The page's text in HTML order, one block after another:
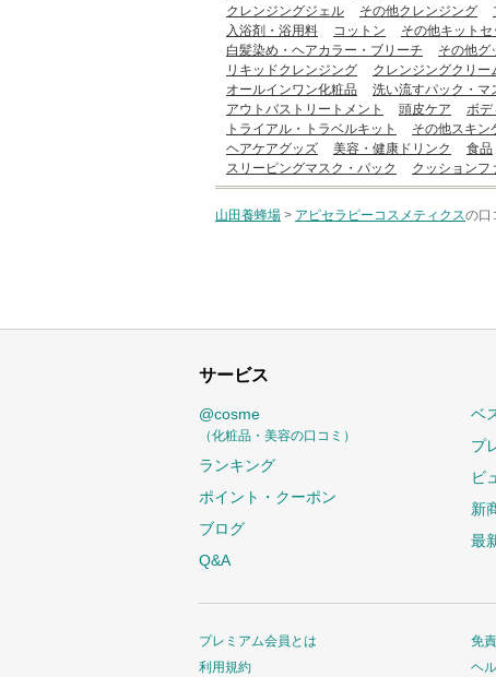
クレンジングジェル
その他クレンジング
入浴剤・浴用料
コットン その他キットセ
白髪染め・ヘアカラー・ブリーチ
その他グ
リキッドクレンジング
クレンジングクリー
オールインワン化粧品
洗い流すパック・マ
アウトバストリートメント
頭皮ケア ボデ
トライアル・トラベルキット
その他スキン
ヘアケアグッズ
美容・健康ドリンク 食品
スリーピングマスク・パック
クッションフ
山田養蜂場 > アピセラピーコスメティクスの口
サービス
@cosme
（化粧品・美容の口コミ）
ランキング
ポイント・クーポン
ブログ
Q&A
ベ
プ
ビ
新
最
プレミアム会員とは
利用規約
免
ヘ